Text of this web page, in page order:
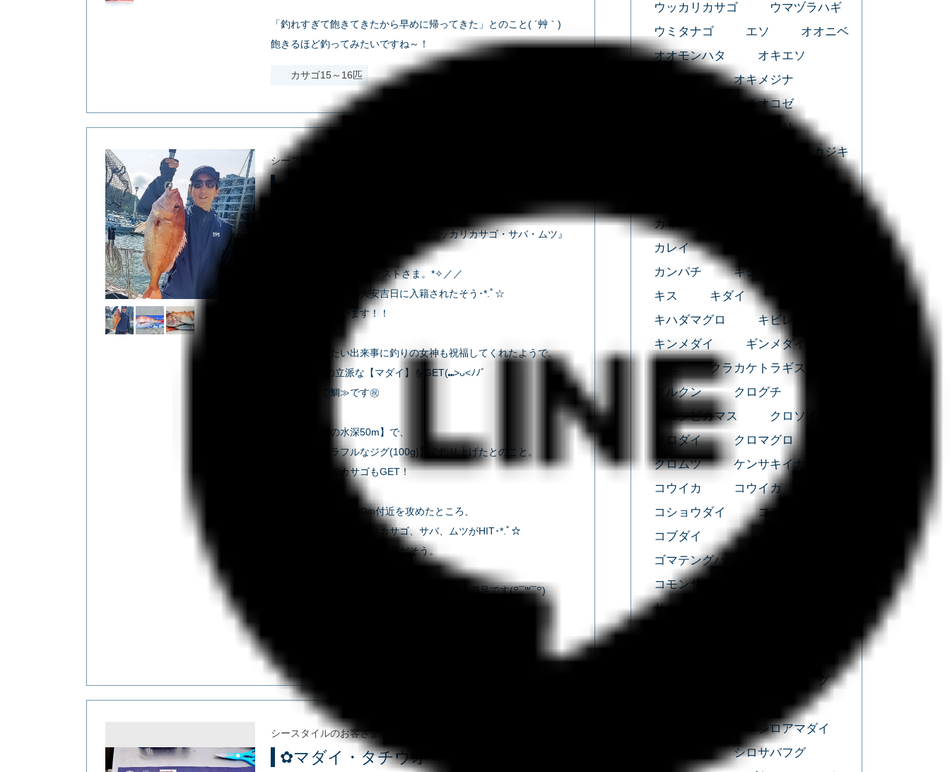
「釣れすぎて飽きてきたから早めに帰ってきた」とのこと( ´艸｀)
飽きるほど釣ってみたいですね～！
カサゴ15～16匹
シースタイルのお客さま
『マダイ・カサゴ・アヤメカサゴ・ウッカリカサゴ・サバ・ムツ』
＼＼✧*。今日の主役はゲストさま。*✧／／
なんと出港日5/21の大安吉日に入籍されたそう･*.ﾟ☆
おめでとうございます！！
そんなおめでたい出来事に釣りの女神も祝福してくれたようで、
主役が56cmの立派な【マダイ】をGET(⑉>ᴗ<ﾉﾉﾞ
まさに≪めで鯛≫です㊗
【海鹿島付近の水深50m】で、
【緑赤黄のカラフルなジグ(100g)】で釣り上げたとのこと。
同じポイントでカサゴもGET！
そこから沖の深場120m付近を攻めたところ、
アヤメカサゴ、ウッカリカサゴ、サバ、ムツがHIT･*.ﾟ☆
ジギング・タイラバでの釣果だそう。
「おめで鯛一日になりました♪」とT船長も大満足です(꒪¯꒳​¯꒪)
シースタイルのお客さま
✿マダイ・タチウオ・ムツ✿
ウッカリカサゴ
ウマヅラハギ
ウミタナゴ
エソ
オオニベ
オオモンハタ
オキエソ
オキメジナ
オニオコゼ
カイワリ
カジキ
カマス
カレイ
カンパチ
キジハタ
キス
キダイ
キハダマグロ
キビレ
キンメダイ
ギンメダイ
クラカケトラギス
グルクン
クログチ
クロシビカマス
クロソイ
クロダイ
クロマグロ
クロムツ
ケンサキイカ
コウイカ
コウイカ
コショウダイ
コチ
コブダイ
ゴマテングハギモドキ
コモンサカタザメ
サゴシ
ショウサイフグ
シロアマダイ
シロサバフグ